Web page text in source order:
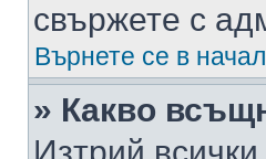
свържете с
Върнете се в
» Какво